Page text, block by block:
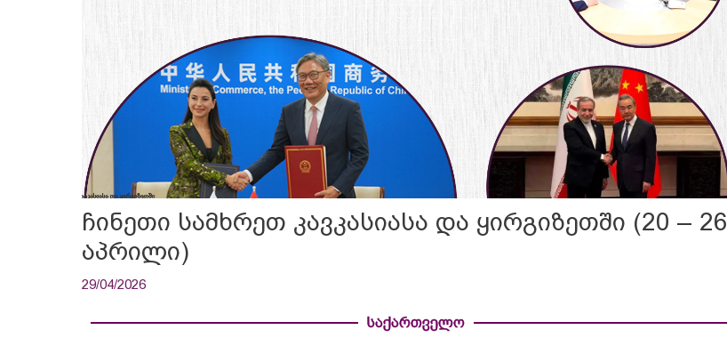
ჩინეთი სამხრეთ კავკასიასა და ყირგიზეთში (20 – 26
აპრილი)
29/04/2026
საქართველო